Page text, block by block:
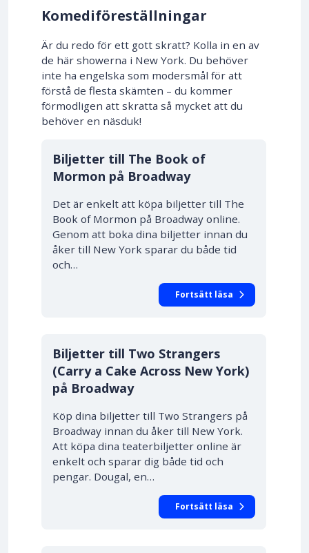
Komediföreställningar
Är du redo för ett gott skratt? Kolla in en av
de här showerna i New York. Du behöver
inte ha engelska som modersmål för att
förstå de flesta skämten – du kommer
förmodligen att skratta så mycket att du
behöver en näsduk!
10% RABATT
Biljetter till The Book of
Mormon på Broadway
Det är enkelt att köpa biljetter till The
Book of Mormon på Broadway online.
Genom att boka dina biljetter innan du
åker till New York sparar du både tid
och…
Fortsätt läsa
10% RABATT
Biljetter till Two Strangers
(Carry a Cake Across New York)
på Broadway
Köp dina biljetter till Two Strangers på
Broadway innan du åker till New York.
Att köpa dina teaterbiljetter online är
enkelt och sparar dig både tid och
pengar. Dougal, en…
Fortsätt läsa